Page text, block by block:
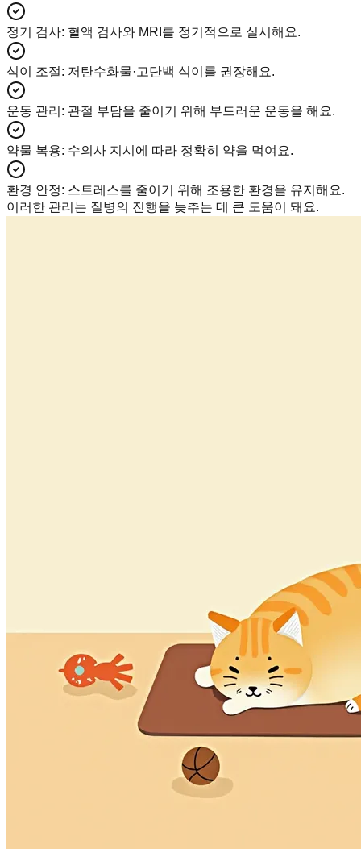
정기 검사: 혈액 검사와 MRI를 정기적으로 실시해요.
식이 조절: 저탄수화물·고단백 식이를 권장해요.
운동 관리 : 관절 부담을 줄이기 위해 부드러운 운동을 해요.
약물 복용: 수의사 지시에 따라 정확히 약을 먹여요.
환경 안정: 스트레스를 줄이기 위해 조용한 환경을 유지해요.
이러한 관리는 질병의 진행을 늦추는 데 큰 도움이 돼요.